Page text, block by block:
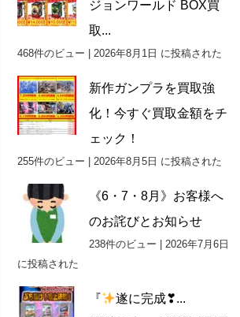
ジョンワールド BOX買
取...
468件のビュー 2026年8月1日 に投稿された
新作ガンプラを買取強
化！今すぐ買取金額をチ
ェック！
255件のビュー 2026年8月5日 に投稿された
《6・7・8月》お客様へ
のお詫びとお知らせ
238件のビュー
2026年7月6日
に投稿された
『 遂に完成❣...